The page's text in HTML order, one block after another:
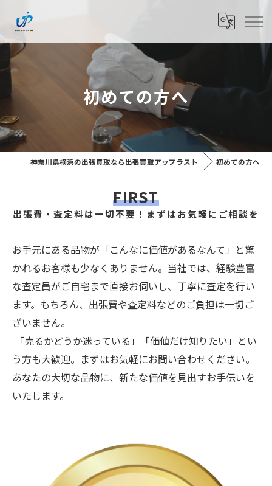
初めての方へ
神奈川県横浜の出張買取なら出張買取アップラスト 初めての方へ
出張費・査定料は一切不要！まずはお気軽にご相談を
FIRST
お手元にある品物が「こんなに価値があるなんて」と驚
かれるお客様も少なくありません。当社では、経験豊富
な査定員がご自宅まで直接お伺いし、丁寧に査定を行い
ます。もちろん、出張費や査定料などのご負担は一切ご
ざいません。
「売るかどうか迷っている」「価値だけ知りたい」とい
う方も大歓迎。まずはお気軽にお問い合わせください。
あなたの大切な品物に、新たな価値を見出すお手伝いを
いたします。